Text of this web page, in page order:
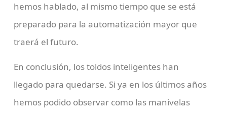
hemos hablado, al mismo tiempo que se está
preparado para la automatización mayor que
traerá el futuro.
En conclusión, los toldos inteligentes han
llegado para quedarse. Si ya en los últimos años
hemos podido observar como las manivelas